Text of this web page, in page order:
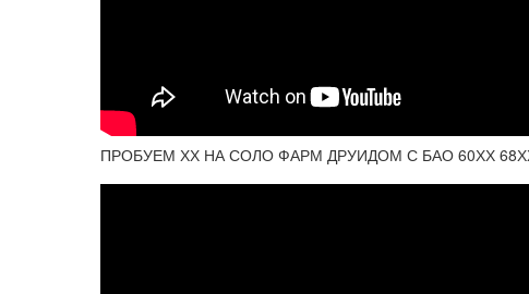
ПРОБУЕМ ХХ НА СОЛО ФАРМ ДРУИДОМ С БАО 60ХХ 68ХХ